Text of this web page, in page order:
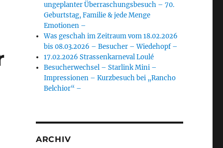
ungeplanter Überraschungsbesuch – 70.
Geburtstag, Familie & jede Menge
Emotionen –
Was geschah im Zeitraum vom 18.02.2026
bis 08.03.2026 – Besucher – Wiedehopf –
17.02.2026 Strassenkarneval Loulé
Besucherwechsel – Starlink Mini –
Impressionen – Kurzbesuch bei „Rancho
Belchior“ –
ARCHIV